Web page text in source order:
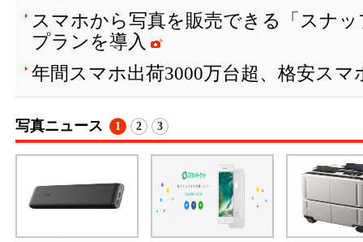
スマホから写真を販売できる「スナ
プランを導入
年間スマホ出荷3000万台超、格安スマ
写真ニュース 1 2 3